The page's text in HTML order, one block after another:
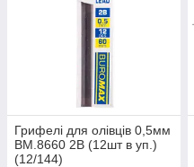
Грифелі для олівців 0,5мм
BM.8660 2В (12шт в уп.)
(12/144)